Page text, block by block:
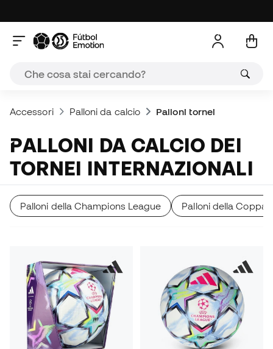
Accessori Palloni da calcio Palloni tornei
PALLONI DA CALCIO DEI
TORNEI INTERNAZIONALI
Palloni della Champions League Palloni della Coppa